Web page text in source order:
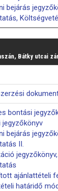
bejárás
Bátky utcai
bontási
jegyzőkönyv
bejárás
II.
ajánlattételi
határidő